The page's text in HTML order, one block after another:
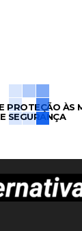
PROTEÇÃO ÀS
SEGURANÇA